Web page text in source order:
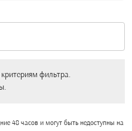
фильтра.
48 часов и могут быть недоступны на